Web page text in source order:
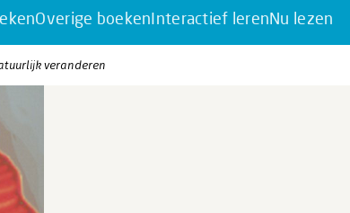
Overige boekenInteractief lerenNu lezen
veranderen